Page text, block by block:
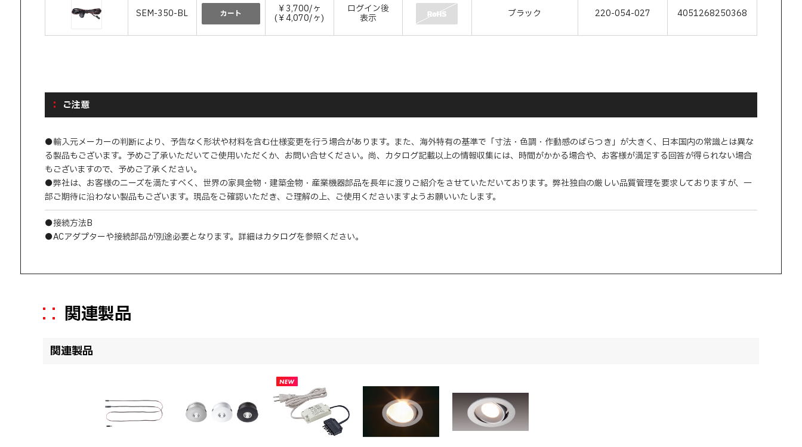
SEM-350-BL カート ￥3,700/ヶ
(￥4,070/ヶ)
ログイン後
表示 ブラック 220-054-027 4051268250368
ご注意
●輸入元メーカーの判断により、予告なく形状や材料を含む仕様変更を行う場合があります。また、海外特有の基準で「寸法・色調・作動感のばらつき」が大きく、日本国内の常識とは異な
る製品もございます。予めご了承いただいてご使用いただくか、お問い合せください。尚、カタログ記載以上の情報収集には、時間がかかる場合や、お客様が満足する回答が得られない場合
もございますので、予めご了承ください。
●弊社は、お客様のニーズを満たすべく、世界の家具金物・建築金物・産業機器部品を長年に渡りご紹介をさせていただいております。弊社独自の厳しい品質管理を要求しておりますが、一
部ご期待に沿わない製品もございます。現品をご確認いただき、ご理解の上、ご使用くださいますようお願いいたします。
●接続方法B
●ACアダプターや接続部品が別途必要となります。詳細はカタログを参照ください。
関連製品
関連製品